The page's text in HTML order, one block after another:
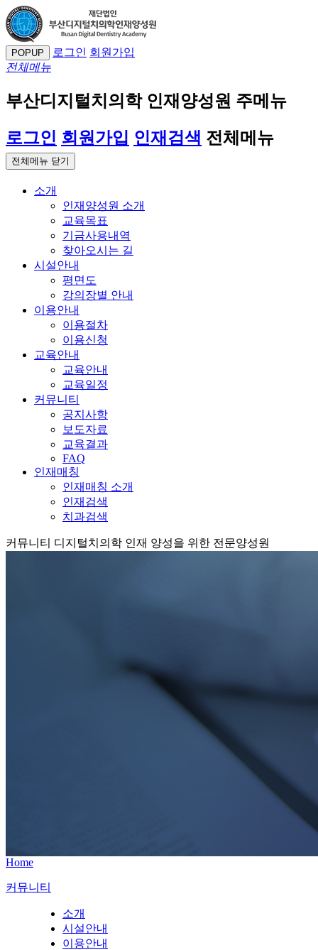
POPUP 로그인 회원가입
전체메뉴
부산디지털치의학 인재양성원 주메뉴
로그인 회원가입 인재검색 전체메뉴
전체메뉴 닫기
소개
인재양성원 소개
교육목표
기금사용내역
찾아오시는 길
시설안내
평면도
강의장별 안내
이용안내
이용절차
이용신청
교육안내
교육안내
교육일정
커뮤니티
공지사항
보도자료
교육결과
FAQ
인재매칭
인재매칭 소개
인재검색
치과검색
커뮤니티 디지털치의학 인재 양성을 위한 전문양성원
Home
커뮤니티
소개
시설안내
이용안내